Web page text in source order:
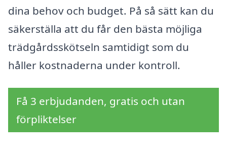
dina behov och budget. På så sätt kan du
säkerställa att du får den bästa möjliga
trädgårdsskötseln samtidigt som du
håller kostnaderna under kontroll.
Få 3 erbjudanden, gratis och utan
förpliktelser